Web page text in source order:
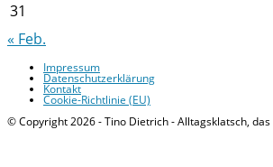
31
« Feb.
Impressum
Datenschutzerklärung
Kontakt
Cookie-Richtlinie (EU)
© Copyright 2026 - Tino Dietrich - Alltagsklatsch,